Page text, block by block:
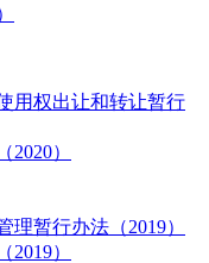
用权出让和转让暂行
）
暂行办法（2019）
）